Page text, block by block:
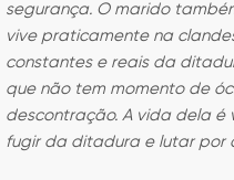
segurança. O marido
vive praticamente na
constantes e reais da
que não tem momento de
descontração. A vida dela
fugir da ditadura e lutar por